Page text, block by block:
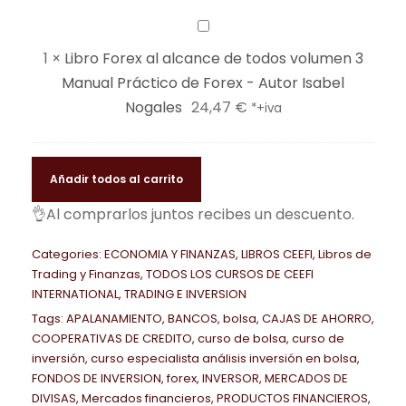
e
n
e
r
s
ó
n
a
l
i
s
a
n
n
á
l
i
s
i
i
g
i
n
e
a
1
.
2
2
t
u
l
:
9
,
0
0
T
D
O
S
O
E
O
R
E
X
T
e
L
r
F
e
a
l
a
c
a
1 × Libro Forex al alcance de todos volumen 3
Manual Práctico de Forex - Autor Isabel
Nogales 24,47 € *+iva
Añadir todos al carrito
👌Al comprarlos juntos recibes un descuento.
Categories: ECONOMIA Y FINANZAS, LIBROS CEEFI, Libros de
Trading y Finanzas, TODOS LOS CURSOS DE CEEFI
INTERNATIONAL, TRADING E INVERSION
Tags: APALANAMIENTO, BANCOS, bolsa, CAJAS DE AHORRO,
COOPERATIVAS DE CREDITO, curso de bolsa, curso de
inversión, curso especialista análisis inversión en bolsa,
FONDOS DE INVERSION,forex, INVERSOR, MERCADOS DE
DIVISAS, Mercados financieros, PRODUCTOS FINANCIEROS,